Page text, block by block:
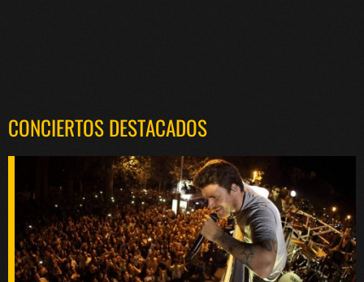
CONCIERTOS DESTACADOS